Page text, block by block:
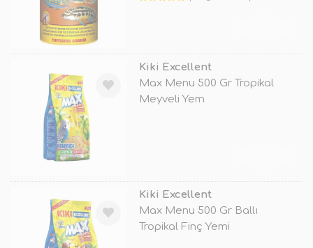
Kiki Excellent
Max Menu 500 Gr Tropikal
Meyveli Yem
Kiki Excellent
Max Menu 500 Gr Ballı
Tropikal Finç Yemi